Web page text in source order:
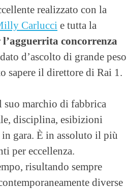
realizzato con la
Carlucci e tutta la
l’agguerrita concorrenza
d’ascolto di grande peso
sapere il direttore di Rai 1.
suo marchio di fabbrica
disciplina, esibizioni
gara. È in assoluto il più
per eccellenza.
risultando sempre
diverse